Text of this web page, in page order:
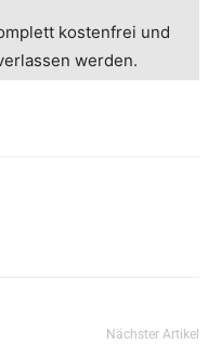
kostenfrei und
werden.
Nächster Artikel